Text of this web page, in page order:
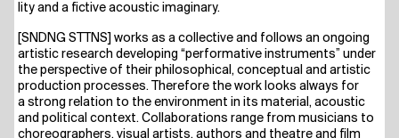
li­ty and a fic­ti­ve acou­stic imaginary.
[SNDNG STTNS] works as a coll­ec­ti­ve and fol­lows an ongo­ing
artis­tic rese­arch deve­lo­ping “per­for­ma­ti­ve instru­ments” under
the per­spec­ti­ve of their phi­lo­so­phi­cal, con­cep­tu­al and artis­tic
pro­duc­tion pro­ces­ses. The­r­e­fo­re the work looks always for
a strong rela­ti­on to the envi­ron­ment in its mate­ri­al, acou­stic
and poli­ti­cal con­text. Col­la­bo­ra­ti­ons ran­ge from musi­ci­ans to
cho­reo­graph­ers, visu­al artists, aut­hors and theat­re and film